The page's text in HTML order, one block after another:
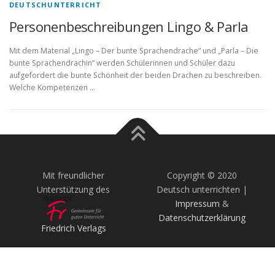
DEUTSCHUNTERRICHT
Personenbeschreibungen Lingo & Parla
Mit dem Material „Lingo – Der bunte Sprachendrache“ und „Parla – Die
bunte Sprachendrachin“ werden Schülerinnen und Schüler dazu
aufgefordert die bunte Schönheit der beiden Drachen zu beschreiben.
Welche Kompetenzen …
Mit freundlicher
Unterstützung des
Friedrich Verlags
Copyright © 2020
Deutsch unterrichten |
Impressum &
Datenschutzerklärung